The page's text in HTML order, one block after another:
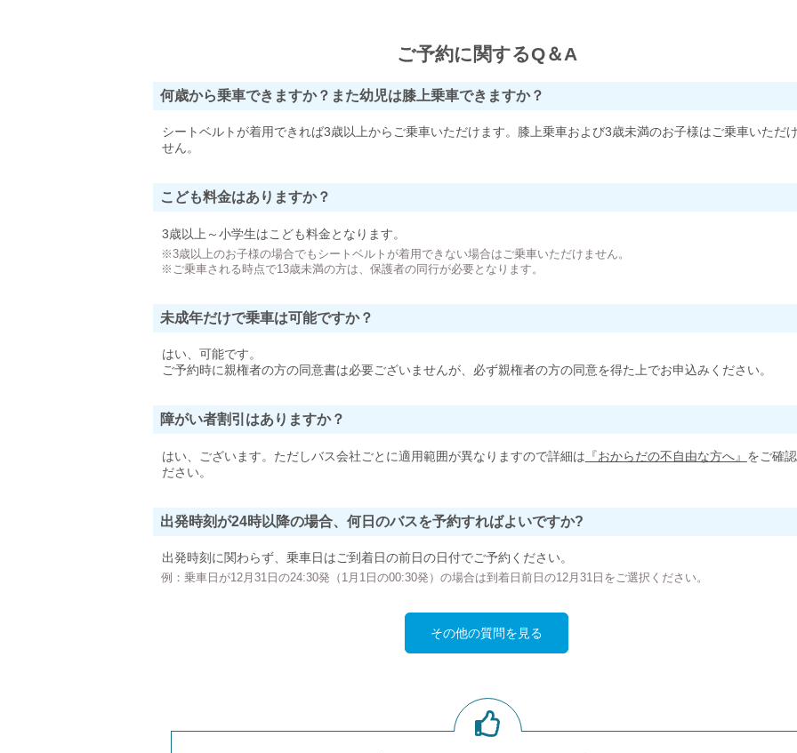
ご予約に関するQ＆A
何歳から乗車できますか？また幼児は膝上乗車できますか？
シートベルトが着用できれば3歳以上からご乗車いただけます。膝上乗車および3歳未満のお子様はご乗車いただ
せん。
こども料金はありますか？
3歳以上～小学生はこども料金となります。
※3歳以上のお子様の場合でもシートベルトが着用できない場合はご乗車いただけません。
※ご乗車される時点で13歳未満の方は、保護者の同行が必要となります。
未成年だけで乗車は可能ですか？
はい、可能です。
ご予約時に親権者の方の同意書は必要ございませんが、必ず親権者の方の同意を得た上でお申込みください。
障がい者割引はありますか？
はい、ございます。ただしバス会社ごとに適用範囲が異なりますので詳細は 『おからだの不自由な方へ』 をご確
ださい。
出発時刻が24時以降の場合、何日のバスを予約すればよいですか?
出発時刻に関わらず、乗車日はご到着日の前日の日付でご予約ください。
例：乗車日が12月31日の24:30発（1月1日の00:30発）の場合は到着日前日の12月31日をご選択ください。
その他の質問を見る